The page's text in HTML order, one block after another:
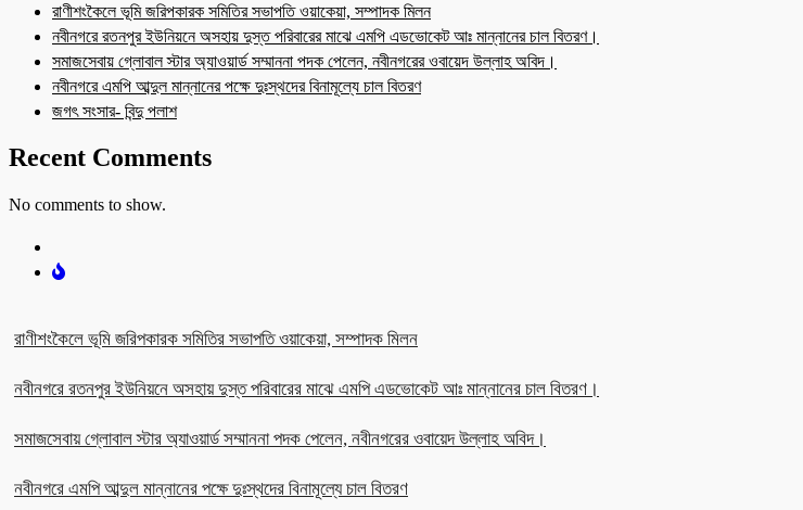
রাণীশংকৈলে ভূমি জরিপকারক সমিতির সভাপতি ওয়াকেয়া, সম্পাদক মিলন
নবীনগরে রতনপুর ইউনিয়নে অসহায় দুস্ত পরিবারের মাঝে এমপি এডভোকেট আঃ মান্নানের চাল বিতরণ।
সমাজসেবায় গ্লোবাল স্টার অ্যাওয়ার্ড সম্মাননা পদক পেলেন, নবীনগরের ওবায়েদ উল্লাহ অবিদ।
নবীনগরে এমপি আব্দুল মান্নানের পক্ষে দুঃস্থদের বিনামূল্যে চাল বিতরণ
জগৎ সংসার- বিন্দু পলাশ
Recent Comments
No comments to show.
রাণীশংকৈলে ভূমি জরিপকারক সমিতির সভাপতি ওয়াকেয়া, সম্পাদক মিলন
নবীনগরে রতনপুর ইউনিয়নে অসহায় দুস্ত পরিবারের মাঝে এমপি এডভোকেট আঃ মান্নানের চাল বিতরণ।
সমাজসেবায় গ্লোবাল স্টার অ্যাওয়ার্ড সম্মাননা পদক পেলেন, নবীনগরের ওবায়েদ উল্লাহ অবিদ।
নবীনগরে এমপি আব্দুল মান্নানের পক্ষে দুঃস্থদের বিনামূল্যে চাল বিতরণ